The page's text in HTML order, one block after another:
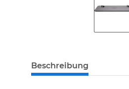
Beschreibung